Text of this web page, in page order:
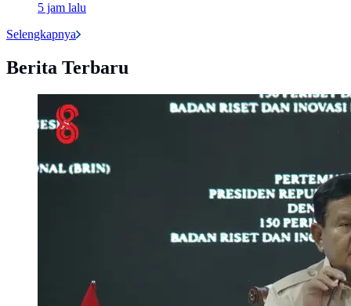
5 jam lalu
Selengkapnya
Berita Terbaru